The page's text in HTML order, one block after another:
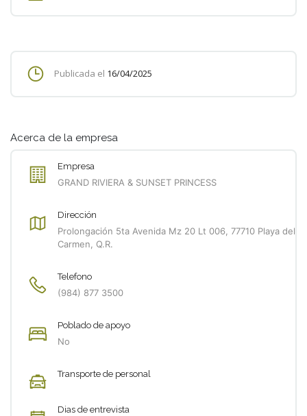
Publicada el 16/04/2025
Acerca de la empresa
Empresa
GRAND RIVIERA & SUNSET PRINCESS
Dirección
Prolongación 5ta Avenida Mz 20 Lt 006, 77710 Playa del
Carmen, Q.R.
Telefono
(984) 877 3500
Poblado de apoyo
No
Transporte de personal
Dias de entrevista